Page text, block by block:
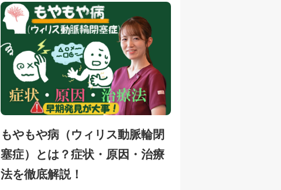
もやもや病（ウィリス動脈輪閉
塞症）とは？症状・原因・治療
法を徹底解説！